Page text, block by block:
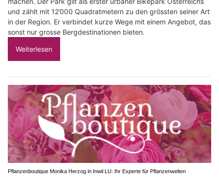
und zählt mit 12’000 Quadratmetern zu den grössten seiner Art
in der Region. Er verbindet kurze Wege mit einem Angebot, das
sonst nur grosse Bergdestinationen bieten.
Weiterlesen
Pflanzenboutique Monika Herzog in Inwil LU: Ihr Experte für Pflanzenwelten